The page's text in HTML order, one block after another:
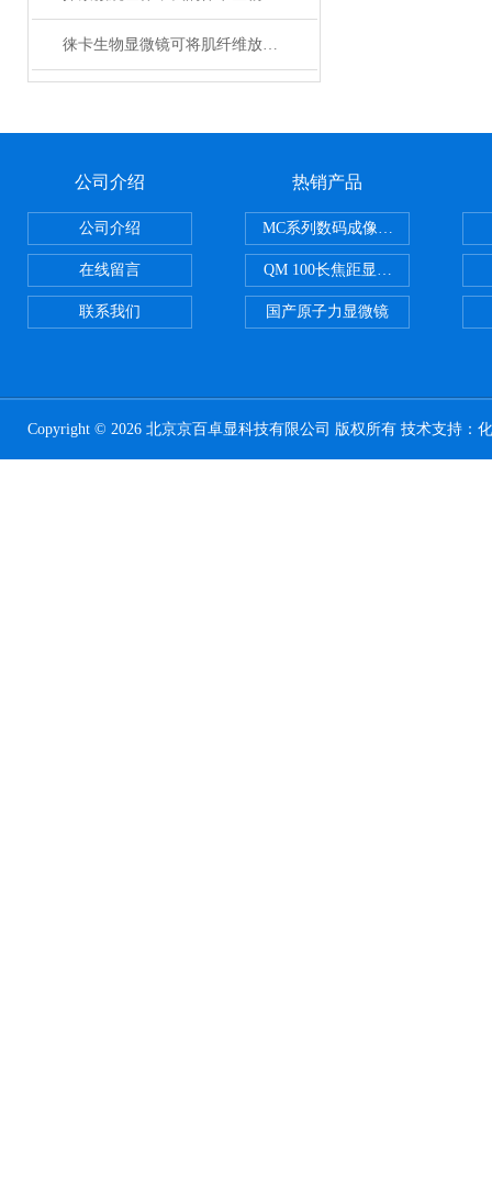
徕卡生物显微镜可将肌纤维放在一特制的架上
公司介绍
公司介绍
在线留言
联系我们
热销产品
MC系列数码成像系统
QM 100长焦距显微镜
国产原子力显微镜
Copyright © 2026 北京京百卓显科技有限公司 版权所有 技术支持：